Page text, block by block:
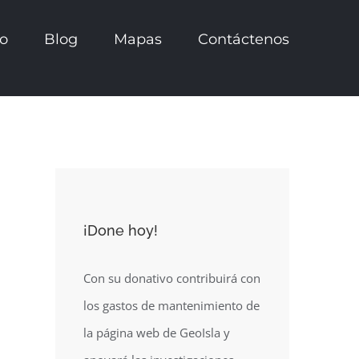
Blog Mapas Contáctenos
¡Done hoy!
Con su donativo contribuirá con
los gastos de mantenimiento de
la página web de GeoIsla y